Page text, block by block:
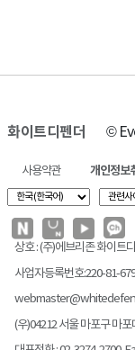
화이트디펜더 ©
사용약관 개인정보
상호 : (주)에브리존 화이트
사업자등록번호:220-81-
(우)04212 서울 마포구 마